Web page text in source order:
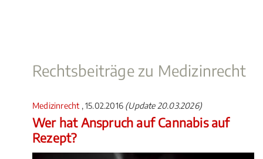
Rechtsbeiträge zu Medizinrecht
Medizinrecht , 15.02.2016 (Update 20.03.2026)
Wer hat Anspruch auf Cannabis auf
Rezept?